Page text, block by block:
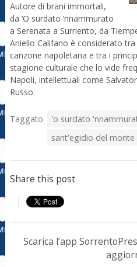
Autore di brani immortali,
da ‘O surdato ‘nnammurato
a Serenata a Surriento, da
Aniello Califano è considerato
canzone napoletana e tra i
stagione culturale che lo vide
Napoli, intellettuali come
Russo.
Taggato 'o surdato
sant'egidio del monte
Share this post
Scarica l’app